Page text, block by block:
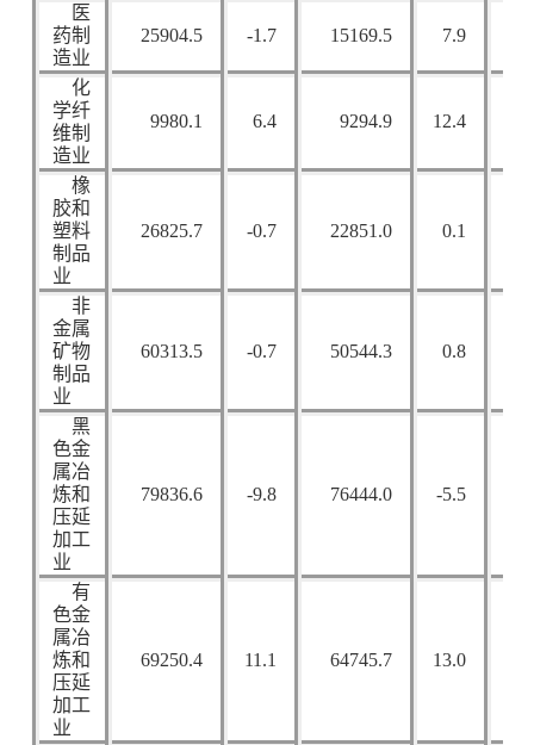
医
药制
造业
25904.5 -1.7 15169.5 7.9
化
学纤
维制
造业
9980.1 6.4 9294.9 12.4
橡
胶和
塑料
制品
业
26825.7 -0.7 22851.0 0.1
非
金属
矿物
制品
业
60313.5 -0.7 50544.3 0.8
黑
色金
属冶
炼和
压延
加工
业
79836.6 -9.8 76444.0 -5.5
有
色金
属冶
炼和
压延
加工
业
69250.4 11.1 64745.7 13.0